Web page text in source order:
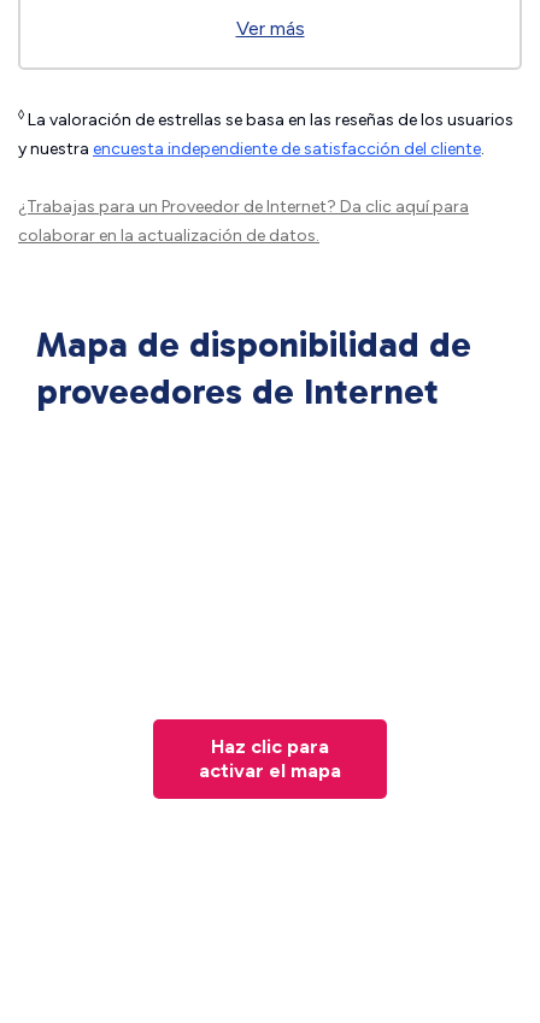
Ver más
◊ La valoración de estrellas se basa en las reseñas de los usuarios
y nuestra encuesta independiente de satisfacción del cliente.
¿Trabajas para un Proveedor de Internet? Da clic aquípara
colaborar en la actualización de datos.
Mapa de disponibilidad de
proveedores de Internet
Haz clic para
activar el mapa